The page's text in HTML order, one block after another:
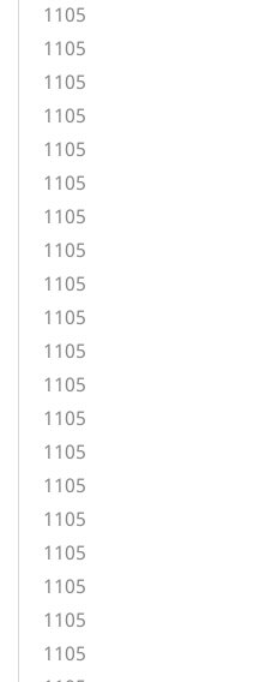
1105
1105
1105
1105
1105
1105
1105
1105
1105
1105
1105
1105
1105
1105
1105
1105
1105
1105
1105
1105